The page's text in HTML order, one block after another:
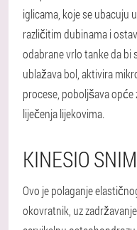
iglicama, koje se ubacuju
različitim dubinama i
odabrane vrlo tanke da bi
ublažava bol, aktivira
procese, poboljšava
liječenja lijekovima.
KINESIO
Ovo je polaganje
okovratnik, uz